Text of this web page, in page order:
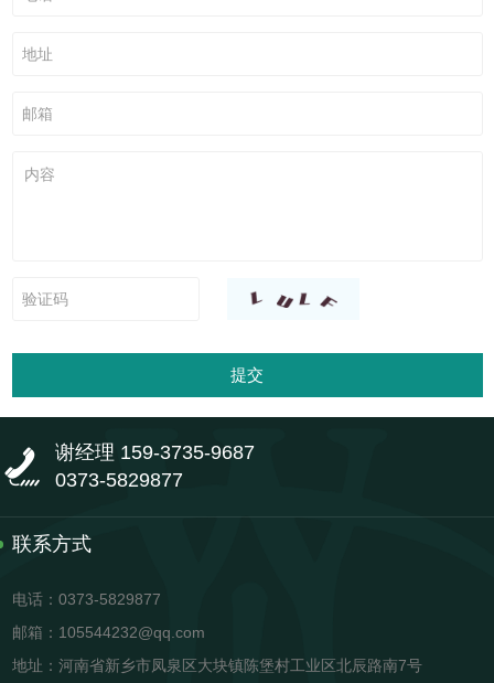
提交
谢经理 159-3735-9687
0373-5829877
联系方式
电话：0373-5829877
邮箱：105544232@qq.com
地址：河南省新乡市凤泉区大块镇陈堡村工业区北辰路南7号